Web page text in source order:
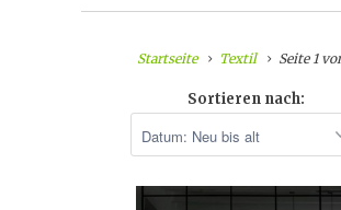
Startseite Textil Seite 1
Sortieren nach: